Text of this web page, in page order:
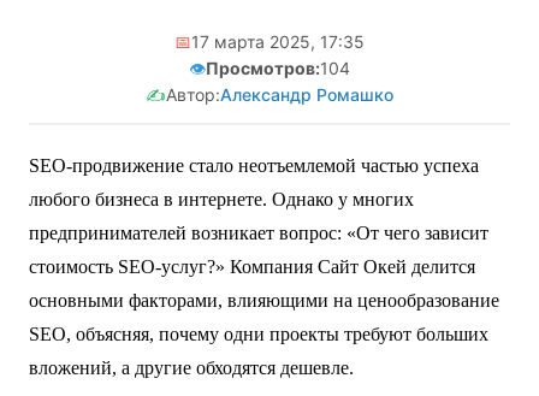
📅17 марта 2025, 17:35
👁️Просмотров:104
✍️Автор:Александр Ромашко
SEO-продвижение стало неотъемлемой частью успеха
любого бизнеса в интернете. Однако у многих
предпринимателей возникает вопрос: «От чего зависит
стоимость SEO-услуг?» Компания Сайт Окей делится
основными факторами, влияющими на ценообразование
SEO, объясняя, почему одни проекты требуют больших
вложений, а другие обходятся дешевле.